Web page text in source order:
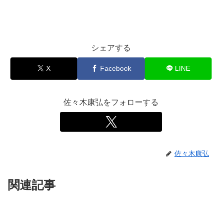
シェアする
X Facebook LINE
佐々木康弘をフォローする
佐々木康弘
関連記事